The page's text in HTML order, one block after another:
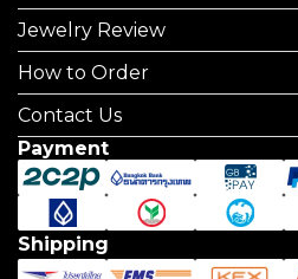
Jewelry Review
How to Order
Contact Us
Payment
Shipping